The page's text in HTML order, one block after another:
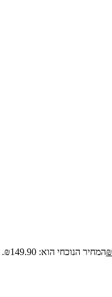
₪המחיר הנוכחי הוא: ₪149.90.